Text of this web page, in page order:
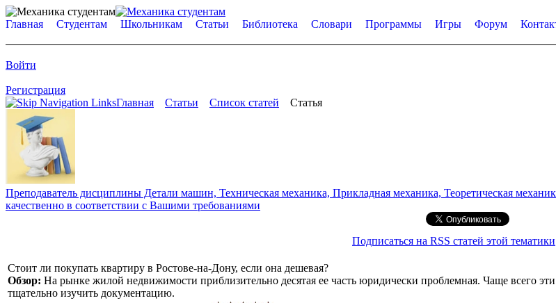
Главная Студентам Школьникам Статьи Библиотека Словари Программы Игры Форум
Войти
Регистрация
Главная
Статьи Список статей Статья
Преподаватель дисциплины Детали машин, Техническая механика, Прикладная механика, Теоретическая
качественно в соответствии с Вашими требованиями
Подписаться на RSS статей этой тематики
Стоит ли покупать квартиру в Ростове-на-Дону, если она дешевая?
Обзор: На рынке жилой недвижимости приблизительно десятая ее часть юридически проблемная. Чаще всего
тщательно изучить документацию.